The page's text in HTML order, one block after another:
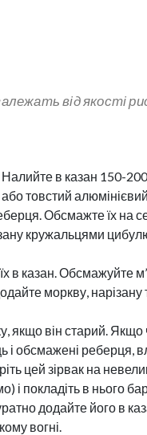
від якості
Налийте в казан 150-
товстий
Обсмажте їх на
кружальцями
в казан. Обсмажуйте
моркву,
якщо він старий.
обсмажені реберця,
цей зірвак на
і покладіть в нього
додайте його в
вогні.